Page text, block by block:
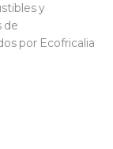
y
de
por Ecofricalia